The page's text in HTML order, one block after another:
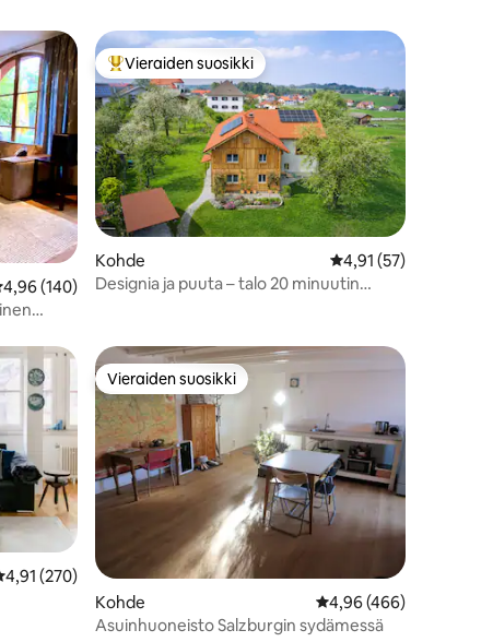
arvio 4,96/5, 140 arvostelua
4,96 (140)
Vieraiden suosikkien parhaimmistoa
Vieraiden suosikki
Kohde Keskimääräinen
4,91 (57)
Designia ja puuta – talo 20 minuutin
arvio 4,91/5, 270 arvostelua
4,91 (270)
Vieraiden suosikki
Vieraiden suosikki
Kohde Keskimääräinen arvio
4,96 (466)
Asuinhuoneisto Salzburgin sydämessä